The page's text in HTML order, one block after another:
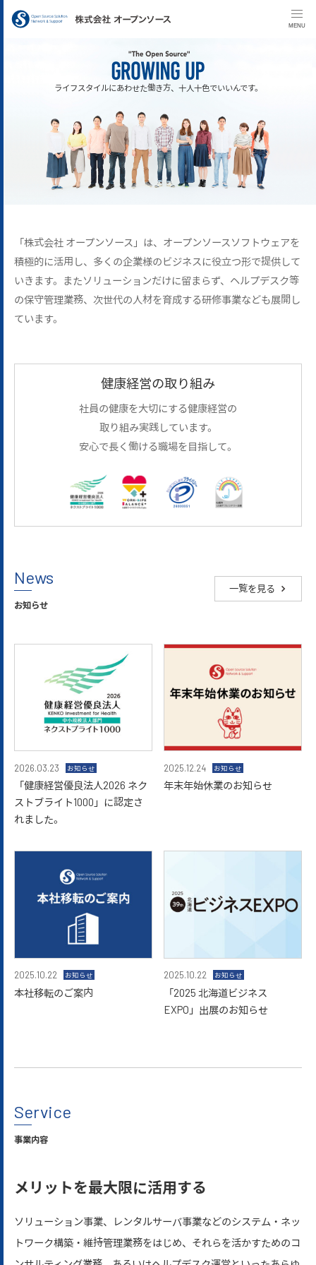
MENU
ライフスタイルにあわせた働き方、十人十色でいいんです。
「株式会社 オープンソース」は、オープンソースソフトウェアを
積極的に活用し、多くの企業様のビジネスに役立つ形で提供して
いきます。またソリューションだけに留まらず、ヘルプデスク等
の保守管理業務、次世代の人材を育成する研修事業なども展開し
ています。
健康経営の取り組み
社員の健康を大切にする健康経営の
取り組み実践しています。
安心で長く働ける職場を目指して。
News
お知らせ
2026.03.23 お知らせ
「健康経営優良法人2026 ネク
ストブライト1000」に認定さ
れました。
2025.12.24 お知らせ
年末年始休業のお知らせ
2025.10.22 お知らせ
本社移転のご案内
2025.10.22 お知らせ
「2025 北海道ビジネス
EXPO」出展のお知らせ
一覧を見る
Service
事業内容
メリットを最大限に活用する
ソリューション事業、レンタルサーバ事業などのシステム・ネッ
トワーク構築・維持管理業務をはじめ、それらを活かすためのコ